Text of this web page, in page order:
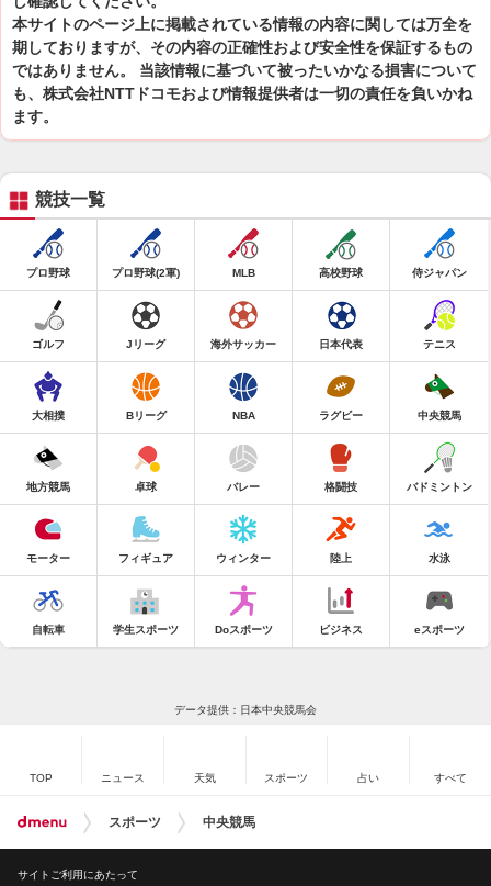
本サイトのページ上に掲載されている情報の内容に関しては万全を
期しておりますが、その内容の正確性および安全性を保証するもの
ではありません。 当該情報に基づいて被ったいかなる損害について
も、株式会社NTTドコモおよび情報提供者は一切の責任を負いかね
ます。
競技一覧
プロ野球 プロ野球(2軍) MLB 高校野球 侍ジャパン
ゴルフ Jリーグ 海外サッカー 日本代表 テニス
大相撲 Bリーグ NBA ラグビー 中央競馬
地方競馬 卓球 バレー 格闘技 バドミントン
モーター フィギュア ウィンター 陸上 水泳
自転車 学生スポーツ Doスポーツ ビジネス eスポーツ
データ提供：日本中央競馬会
TOP ニュース 天気 スポーツ 占い すべて
スポーツ 中央競馬
サイトご利用にあたって